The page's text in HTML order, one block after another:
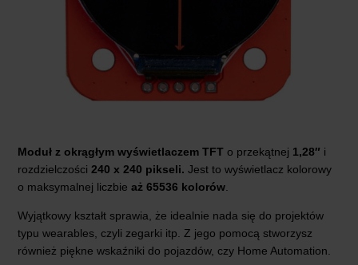
Moduł z okrągłym wyświetlaczem TFT o przekątnej 1,28″ i
rozdzielczości 240 x 240 pikseli. Jest to wyświetlacz kolorowy
o maksymalnej liczbie aż 65536 kolorów
Wyjątkowy kształt sprawia, że idealnie nada się do projektów
typu wearables, czyli zegarki itp. Z jego pomocą stworzysz
również piękne wskaźniki do pojazdów, czy Home Automation.